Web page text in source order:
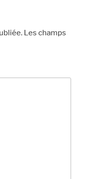
Les champs